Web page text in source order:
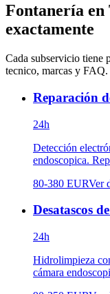
Fontanería en
exactamente
Cada subservicio tiene
tecnico, marcas y
Reparación
24h
Detección
endoscopica.
80-380 EURVer
Desatascos
24h
Hidrolimpieza
cámara